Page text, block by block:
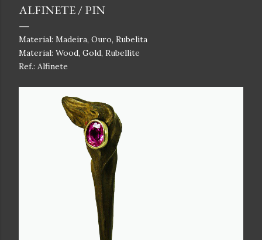
ALFINETE / PIN
Material: Madeira, Ouro, Rubelita
Material: Wood, Gold, Rubellite
Ref.: Alfinete